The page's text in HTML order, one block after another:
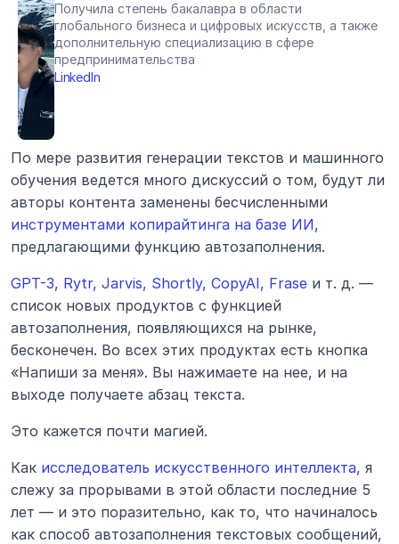
Получила степень бакалавра в области
глобального бизнеса и цифровых искусств, а также
дополнительную специализацию в сфере
предпринимательства
LinkedIn
По мере развития генерации текстов и машинного
обучения ведется много дискуссий о том, будут ли
инструментами копирайтинга на базе ИИ,
предлагающими функцию автозаполнения.
GPT-3, Rytr, Jarvis, Shortly, CopyAI, Frase и т. д. —
список новых продуктов с функцией
автозаполнения, появляющихся на рынке,
бесконечен. Во всех этих продуктах есть кнопка
«Напиши за меня». Вы нажимаете на нее, и на
выходе получаете абзац текста.
Это кажется почти магией.
Как исследователь искусственного интеллекта, я
слежу за прорывами в этой области последние 5
лет — и это поразительно, как то, что начиналось
как способ автозаполнения текстовых сообщений,